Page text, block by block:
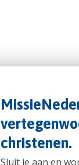
christenen.
Sluit je aan en